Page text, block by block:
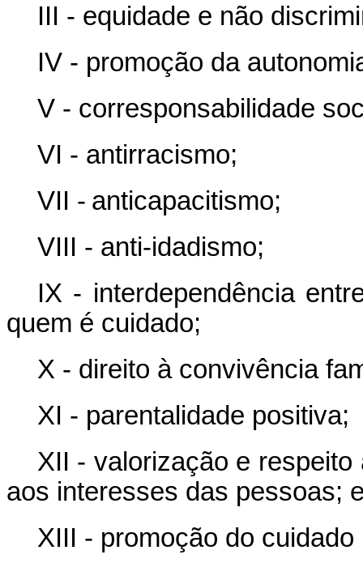
III - equidade e não
IV - promoção da
V - corresponsabilidade
VI - antirracismo;
VII - anticapacitismo;
VIII - anti-idadismo;
IX - interdependência
quem é cuidado;
X - direito à convivência
XI - parentalidade positiva;
XII - valorização e
aos interesses das pessoas;
XIII - promoção do